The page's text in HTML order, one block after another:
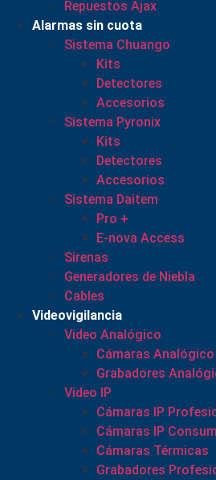
Repuestos Ajax
Alarmas sin cuota
Sistema Chuango
Kits
Detectores
Accesorios
Sistema Pyronix
Kits
Detectores
Accesorios
Sistema Daitem
Pro +
E-nova Access
Sirenas
Generadores de Niebla
Cables
Videovigilancia
Video Analógico
Cámaras Analógico
Grabadores
Video IP
Cámaras IP
Cámaras IP
Cámaras Térmicas
Grabadores